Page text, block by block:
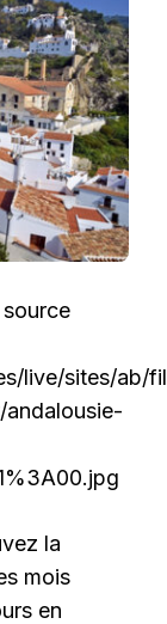
live/sites/ab/
la
mois
en